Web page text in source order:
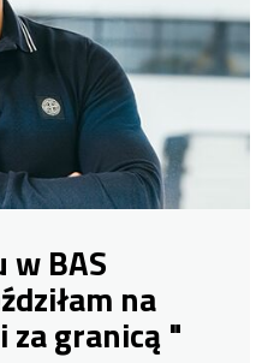
w BAS
na
granicą "